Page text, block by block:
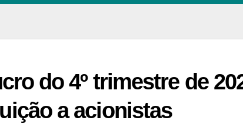
do 4º trimestre de
a acionistas